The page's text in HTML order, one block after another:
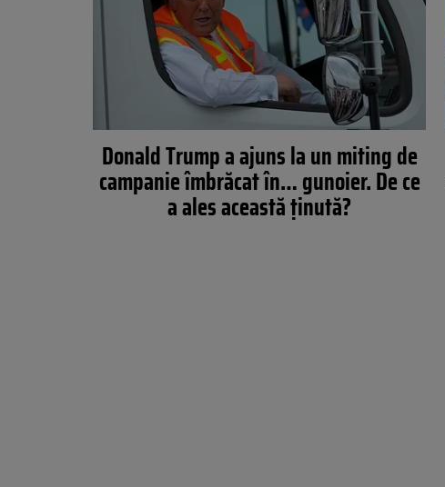
Donald Trump a ajuns la un miting de
campanie îmbrăcat în… gunoier. De ce
a ales această ținută?